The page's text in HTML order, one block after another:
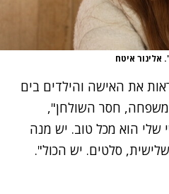
אלינור איטח
את האישה והילדים בים
חסר השולחן",
שלי הוא מכל טוב. יש מנה
סלטים. יש הכול".